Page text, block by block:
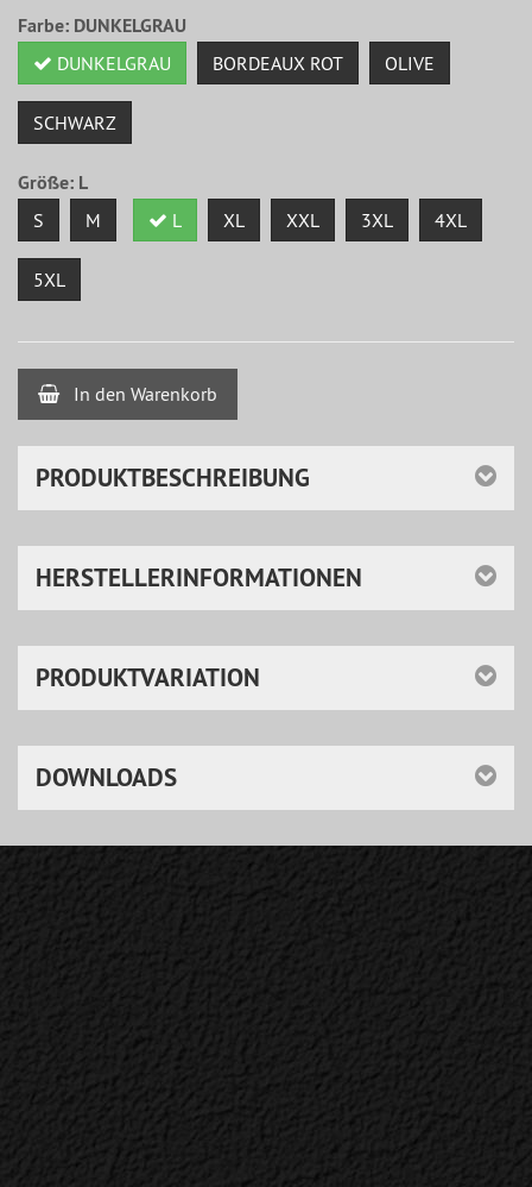
Farbe: DUNKELGRAU
DUNKELGRAU BORDEAUX ROT OLIVE
SCHWARZ
Größe: L
S M L XL XXL 3XL 4XL
5XL
In den Warenkorb
PRODUKTBESCHREIBUNG
HERSTELLERINFORMATIONEN
PRODUKTVARIATION
DOWNLOADS